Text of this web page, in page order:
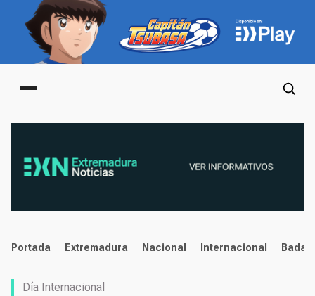
Main menu
noticias
Portada Extremadura Nacional Internacional
Día Internacional